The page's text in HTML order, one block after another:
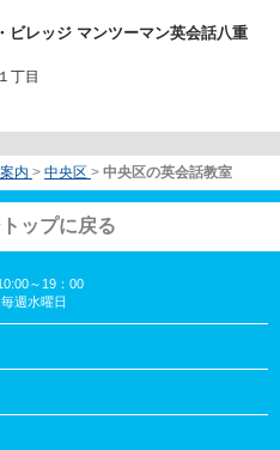
ビレッジ マンツーマン英会話八重
丁目
内 > 中央区 > 中央区の英会話教室
ップに戻る
～19：00
週水曜日